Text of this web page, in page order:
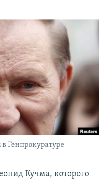
Генпрокуратуре
Кучма, которого